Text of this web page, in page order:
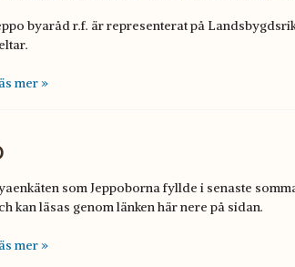
byaråd r.f. är representerat på
mer »
som Jeppoborna fyllde i senaste
kan läsas genom länken här nere på sidan.
mer »